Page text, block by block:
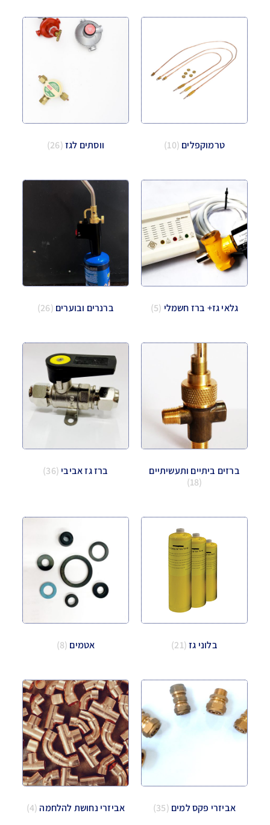
טרמוקפלים (10) ווסתים לגז(26)
גלאי גז+ ברז חשמלי (5) ברנרים ובוערים (26)
ברזים ביתיים ותעשיתיים
(18)
ברז גז אביבי (36)
בלוני גז(21) אטמים (8)
אביזרי פקס למים (35) אביזרי נחושת להלחמה(4)